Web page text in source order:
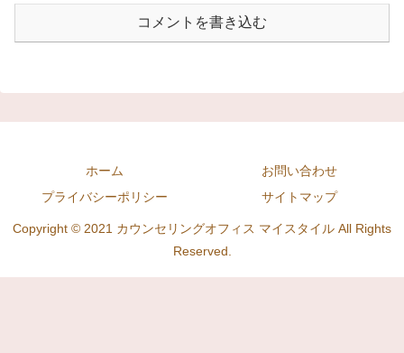
コメントを書き込む
ホーム
お問い合わせ
プライバシーポリシー
サイトマップ
Copyright © 2021 カウンセリングオフィス マイスタイル All Rights
Reserved.